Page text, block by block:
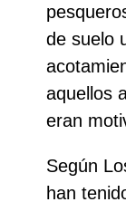
de suelo
aquellos
eran
Según
han